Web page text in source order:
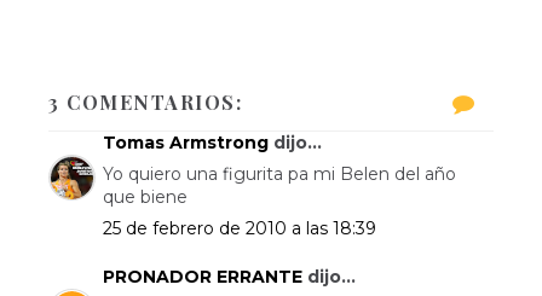
3 COMENTARIOS:
Tomas Armstrong dijo...
Yo quiero una figurita pa mi Belen del año
que biene
25 de febrero de 2010 a las 18:39
PRONADOR ERRANTE dijo...